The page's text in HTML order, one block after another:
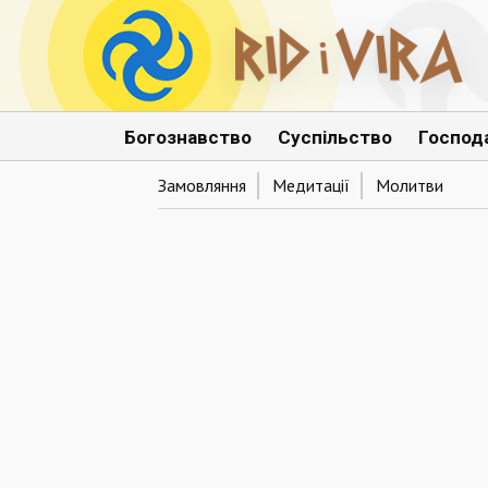
Богознавство Суспільство
Замовляння Медитації Молитви